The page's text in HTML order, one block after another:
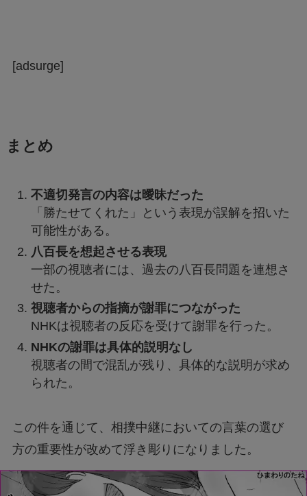
[adsurge]
まとめ
不適切発言の内容は曖昧だった
「勝たせてくれた」という表現が誤解を招いた
可能性がある。
八百長を想起させる表現
一部の視聴者には、過去の八百長問題を連想さ
せた。
視聴者からの指摘が謝罪につながった
NHKは視聴者の反応を受けて謝罪を行った。
NHKの謝罪は具体的説明なし
視聴者の間で混乱が残り、具体的な説明が求め
られた。
この件を通じて、相撲中継においての言葉の選び
方の重要性が改めて浮き彫りになりました。